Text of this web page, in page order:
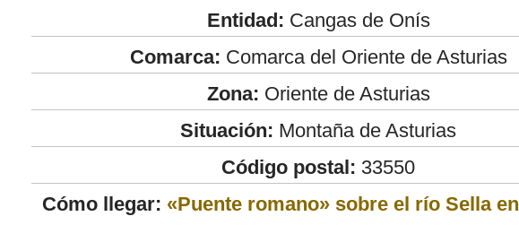
Entidad: Cangas de Onís
Comarca: Comarca del Oriente de Asturias
Zona: Oriente de Asturias
Situación: Montaña de Asturias
Código postal: 33550
Cómo llegar: «Puente romano» sobre el río Sella